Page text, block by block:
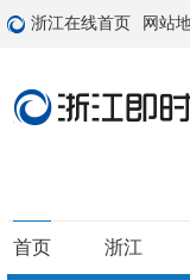
浙江在线首页 网站
首页 浙江